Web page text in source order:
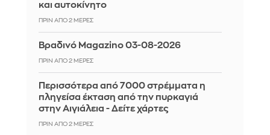
και αυτοκίνητο
ΠΡΙΝ ΑΠΌ 2 ΜΈΡΕΣ
Βραδινό Magazino 03-08-2026
ΠΡΙΝ ΑΠΌ 2 ΜΈΡΕΣ
Περισσότερα από 7000 στρέμματα η
πληγείσα έκταση από την πυρκαγιά
στην Αιγιάλεια - Δείτε χάρτες
ΠΡΙΝ ΑΠΌ 2 ΜΈΡΕΣ